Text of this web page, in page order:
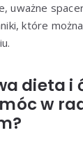
uważne
które
dieta i
w